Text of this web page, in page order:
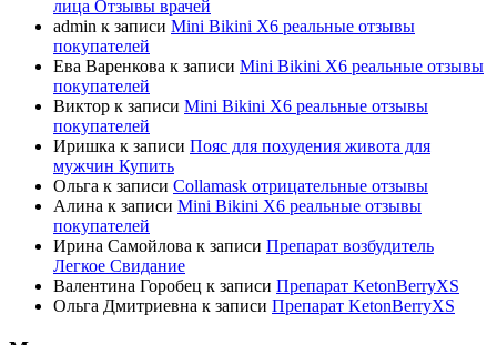
лица Отзывы врачей
admin к записи Mini Bikini X6 реальные отзывы
покупателей
Ева Варенкова к записи Mini Bikini X6 реальные отзывы
покупателей
Виктор к записи Mini Bikini X6 реальные отзывы
покупателей
Иришка к записи Пояс для похудения живота для
мужчин Купить
Ольга к записи Collamask отрицательные отзывы
Алина к записи Mini Bikini X6 реальные отзывы
покупателей
Ирина Самойлова к записи Препарат возбудитель
Легкое Свидание
Валентина Горобец к записи Препарат KetonBerryХS
Ольга Дмитриевна к записи Препарат KetonBerryХS